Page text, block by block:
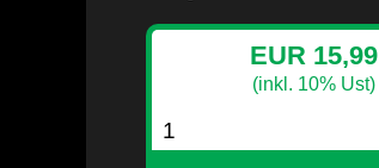
EUR 15,99
(inkl. 10% Ust)